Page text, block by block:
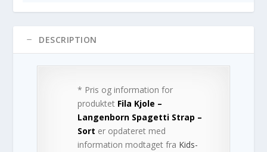
DESCRIPTION
* Pris og information for
produktet Fila Kjole –
Langenborn Spagetti Strap –
Sort er opdateret med
information modtaget fra Kids-